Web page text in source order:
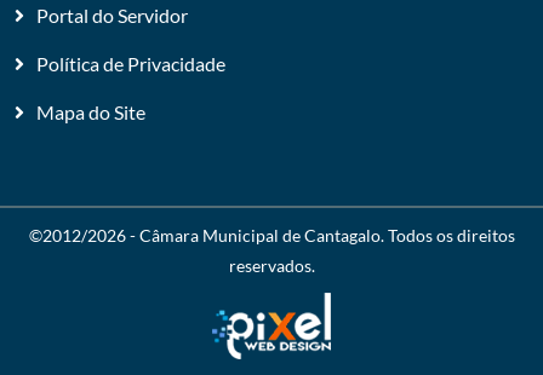
Portal do Servidor
Política de Privacidade
Mapa do Site
©2012/2026 -Câmara Municipal de Cantagalo. Todos os direitos
reservados.